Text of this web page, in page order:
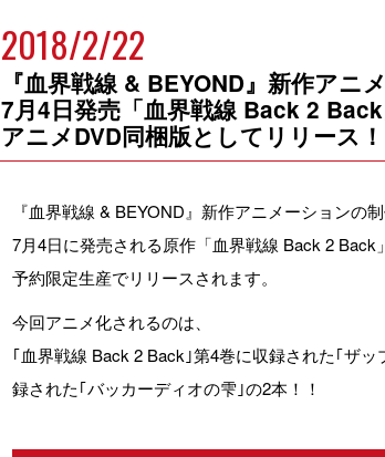
2018/2/22
『血界戦線 & BEYOND』新作アニ
7月4日発売「血界戦線 Back 2
アニメDVD同梱版としてリリース！
『血界戦線 & BEYOND』新作アニメーションの
7月4日に発売される原作「血界戦線 Back 2
予約限定生産でリリースされます。
今回アニメ化されるのは、
｢血界戦線 Back 2 Back｣第4巻に収録された｢ザ
録された｢バッカーディオの雫｣の2本！！